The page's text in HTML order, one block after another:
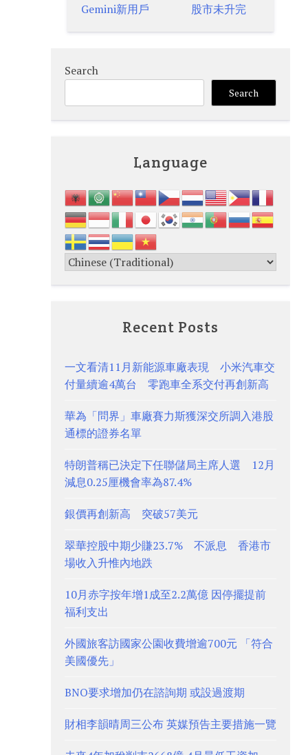
Gemini新用戶
股市未升完
Search
Search
Language
Recent Posts
一文看清11月新能源車廠表現 小米汽車交
付量續逾4萬台 零跑車全系交付再創新高
華為「問界」車廠賽力斯獲深交所調入港股
通標的證券名單
特朗普稱已決定下任聯儲局主席人選 12月
減息0.25厘機會率為87.4%
銀價再創新高 突破57美元
翠華控股中期少賺23.7% 不派息 香港市
場收入升惟內地跌
10月赤字按年增1成至2.2萬億 因停擺提前
福利支出
外國旅客訪國家公園收費增逾700元 「符合
美國優先」
BNO要求增加仍在諮詢期 或設過渡期
財相李韻晴周三公布 英媒預告主要措施一覽